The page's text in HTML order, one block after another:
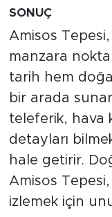
SONUÇ
Amisos
manzara
tarih hem
bir arada
teleferik, hava
detayları
hale getirir.
Amisos
izlemek için